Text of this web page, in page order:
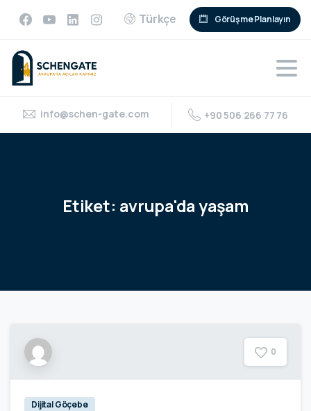
Türkçe Görüşme Planlayın
info@schen-gate.com +90 506 266 77 76
Etiket: avrupa'dayaşam
0
Dijital Göçebe